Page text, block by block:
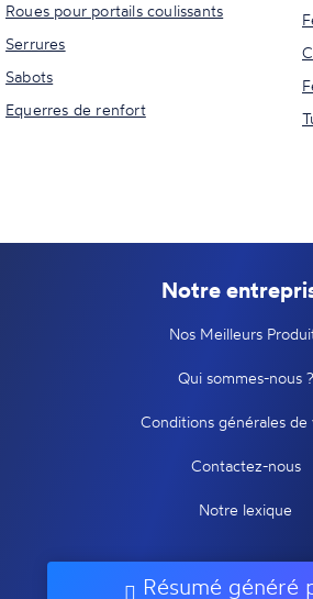
Roues pour portails coulissants
Serrures
Sabots
Equerres de renfort
Notre
Nos Meilleurs
Qui sommes-nous ?
Conditions générales de
Contactez-nous
Notre lexique
Résumé généré